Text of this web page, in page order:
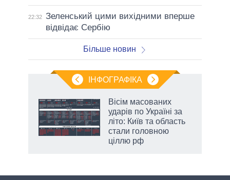
22:32 Зеленський цими вихідними вперше
відвідає Сербію
Більше новин
ІНФОГРАФІКА
Вісім масованих
ударів по Україні за
літо: Київ та область
стали головною
ціллю рф